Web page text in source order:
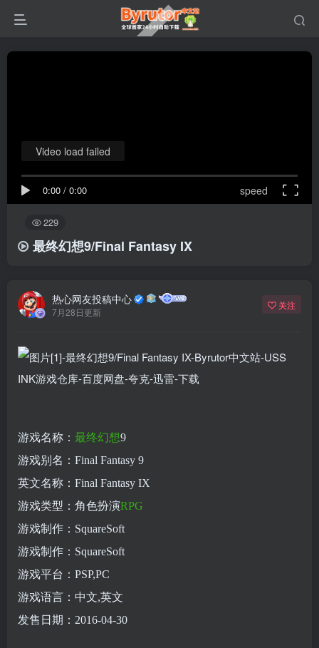
0:00 / 0:00 speed
Video load failed
229
最终幻想9/Final Fantasy IX
热心网友投稿中心
7月28日更新
关注
游戏名称： 最终幻想9
游戏别名：Final Fantasy 9
英文名称：Final Fantasy IX
游戏类型：角色扮演RPG
游戏制作：SquareSoft
游戏制作：SquareSoft
游戏平台：PSP,PC
游戏语言：中文,英文
发售日期：2016-04-30